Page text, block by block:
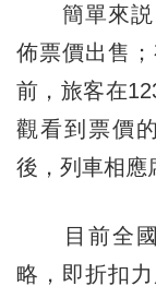
簡單來説
佈票價出售
前，旅客在
觀看到票價
後，列車相應
目前全國
略，即折扣